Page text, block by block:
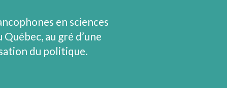
en sciences
au gré d’une
du politique.